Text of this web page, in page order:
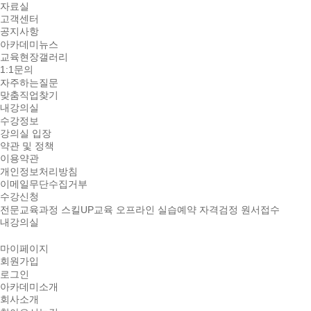
자료실
고객센터
공지사항
아카데미뉴스
교육현장갤러리
1:1문의
자주하는질문
맞춤직업찾기
내강의실
수강정보
강의실 입장
약관 및 정책
이용약관
개인정보처리방침
이메일무단수집거부
수강신청
전문교육과정 스킬UP교육 오프라인 실습예약 자격검정 원서접수
내강의실
마이페이지
회원가입
로그인
아카데미소개
회사소개